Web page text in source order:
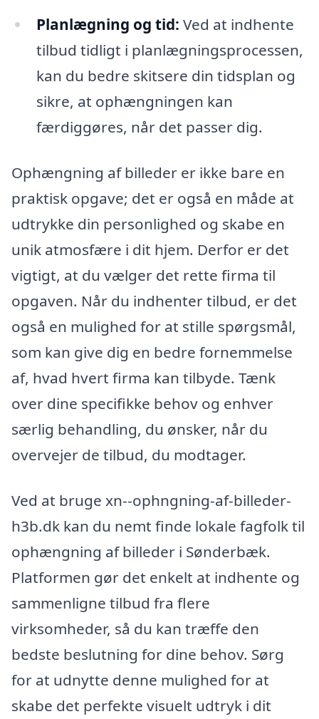
Planlægning og tid: Ved at indhente
tilbud tidligt i planlægningsprocessen,
kan du bedre skitsere din tidsplan og
sikre, at ophængningen kan
færdiggøres, når det passer dig.
Ophængning af billeder er ikke bare en
praktisk opgave; det er også en måde at
udtrykke din personlighed og skabe en
unik atmosfære i dit hjem. Derfor er det
vigtigt, at du vælger det rette firma til
opgaven. Når du indhenter tilbud, er det
også en mulighed for at stille spørgsmål,
som kan give dig en bedre fornemmelse
af, hvad hvert firma kan tilbyde. Tænk
over dine specifikke behov og enhver
særlig behandling, du ønsker, når du
overvejer de tilbud, du modtager.
Ved at bruge xn--ophngning-af-billeder-
h3b.dk kan du nemt finde lokale fagfolk til
ophængning af billeder i Sønderbæk.
Platformen gør det enkelt at indhente og
sammenligne tilbud fra flere
virksomheder, så du kan træffe den
bedste beslutning for dine behov. Sørg
for at udnytte denne mulighed for at
skabe det perfekte visuelt udtryk i dit